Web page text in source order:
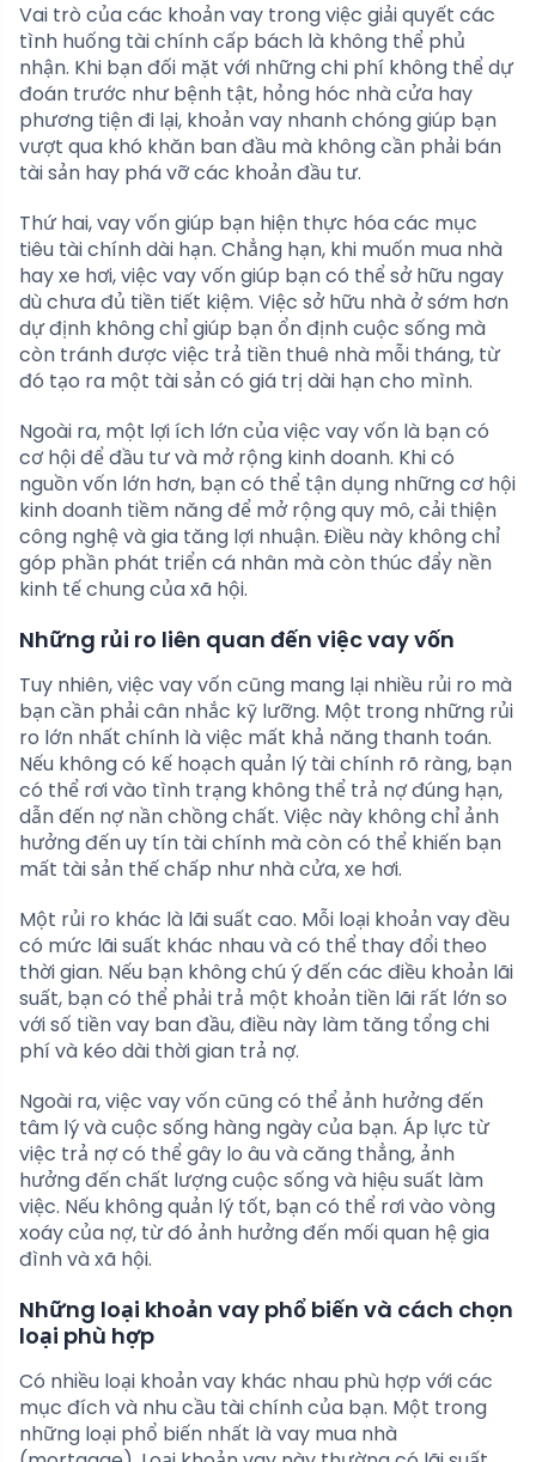
Vai trò của các khoản vay trong việc giải quyết các
tình huống tài chính cấp bách là không thể phủ
nhận. Khi bạn đối mặt với những chi phí không thể dự
đoán trước như bệnh tật, hỏng hóc nhà cửa hay
phương tiện đi lại, khoản vay nhanh chóng giúp bạn
vượt qua khó khăn ban đầu mà không cần phải bán
tài sản hay phá vỡ các khoản đầu tư.
Thứ hai, vay vốn giúp bạn hiện thực hóa các mục
tiêu tài chính dài hạn. Chẳng hạn, khi muốn mua nhà
hay xe hơi, việc vay vốn giúp bạn có thể sở hữu ngay
dù chưa đủ tiền tiết kiệm. Việc sở hữu nhà ở sớm hơn
dự định không chỉ giúp bạn ổn định cuộc sống mà
còn tránh được việc trả tiền thuê nhà mỗi tháng, từ
đó tạo ra một tài sản có giá trị dài hạn cho mình.
Ngoài ra, một lợi ích lớn của việc vay vốn là bạn có
cơ hội để đầu tư và mở rộng kinh doanh. Khi có
nguồn vốn lớn hơn, bạn có thể tận dụng những cơ hội
kinh doanh tiềm năng để mở rộng quy mô, cải thiện
công nghệ và gia tăng lợi nhuận. Điều này không chỉ
góp phần phát triển cá nhân mà còn thúc đẩy nền
kinh tế chung của xã hội.
Những rủi ro liên quan đến việc vay vốn
Tuy nhiên, việc vay vốn cũng mang lại nhiều rủi ro mà
bạn cần phải cân nhắc kỹ lưỡng. Một trong những rủi
ro lớn nhất chính là việc mất khả năng thanh toán.
Nếu không có kế hoạch quản lý tài chính rõ ràng, bạn
có thể rơi vào tình trạng không thể trả nợ đúng hạn,
dẫn đến nợ nần chồng chất. Việc này không chỉ ảnh
hưởng đến uy tín tài chính mà còn có thể khiến bạn
mất tài sản thế chấp như nhà cửa, xe hơi.
Một rủi ro khác là lãi suất cao. Mỗi loại khoản vay đều
có mức lãi suất khác nhau và có thể thay đổi theo
thời gian. Nếu bạn không chú ý đến các điều khoản lãi
suất, bạn có thể phải trả một khoản tiền lãi rất lớn so
với số tiền vay ban đầu, điều này làm tăng tổng chi
phí và kéo dài thời gian trả nợ.
Ngoài ra, việc vay vốn cũng có thể ảnh hưởng đến
tâm lý và cuộc sống hàng ngày của bạn. Áp lực từ
việc trả nợ có thể gây lo âu và căng thẳng, ảnh
hưởng đến chất lượng cuộc sống và hiệu suất làm
việc. Nếu không quản lý tốt, bạn có thể rơi vào vòng
xoáy của nợ, từ đó ảnh hưởng đến mối quan hệ gia
đình và xã hội.
Những loại khoản vay phổ biến và cách chọn
loại phù hợp
Có nhiều loại khoản vay khác nhau phù hợp với các
mục đích và nhu cầu tài chính của bạn. Một trong
những loại phổ biến nhất là vay mua nhà